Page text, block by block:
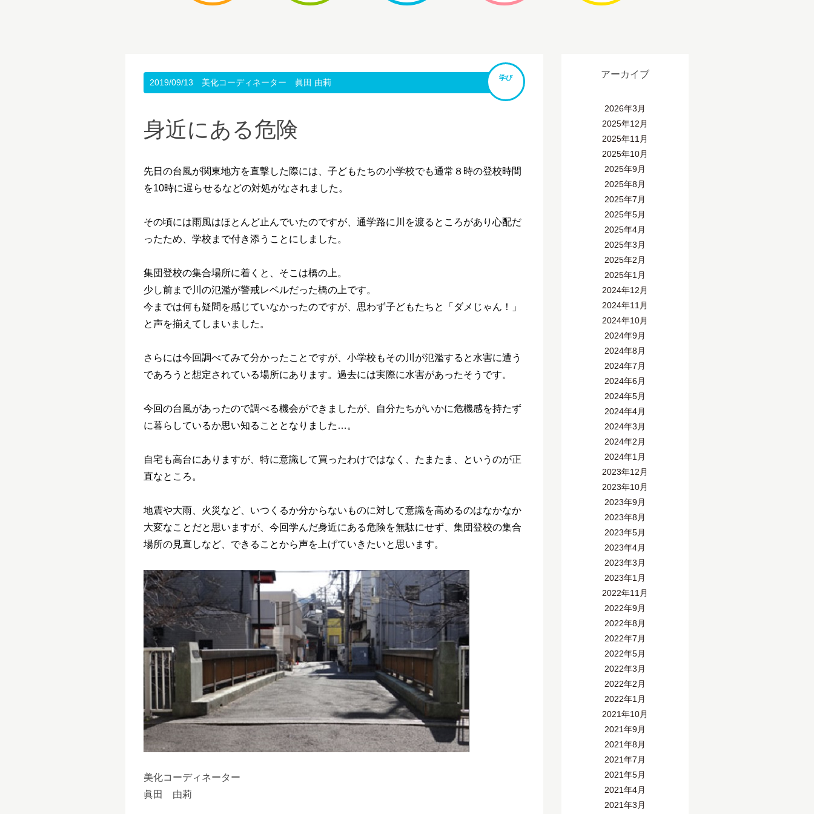
2019/09/13 美化コーディネーター 眞田 由莉 学び
身近にある危険
先日の台風が関東地方を直撃した際には、子どもたちの小学校でも通常８時の登校時間
を10時に遅らせるなどの対処がなされました。
その頃には雨風はほとんど止んでいたのですが、通学路に川を渡るところがあり心配だ
ったため、学校まで付き添うことにしました。
集団登校の集合場所に着くと、そこは橋の上。
少し前まで川の氾濫が警戒レベルだった橋の上です。
今までは何も疑問を感じていなかったのですが、思わず子どもたちと「ダメじゃん！」
と声を揃えてしまいました。
さらには今回調べてみて分かったことですが、小学校もその川が氾濫すると水害に遭う
であろうと想定されている場所にあります。過去には実際に水害があったそうです。
今回の台風があったので調べる機会ができましたが、自分たちがいかに危機感を持たず
に暮らしているか思い知ることとなりました…。
自宅も高台にありますが、特に意識して買ったわけではなく、たまたま、というのが正
直なところ。
地震や大雨、火災など、いつくるか分からないものに対して意識を高めるのはなかなか
大変なことだと思いますが、今回学んだ身近にある危険を無駄にせず、集団登校の集合
場所の見直しなど、できることから声を上げていきたいと思います。
美化コーディネーター
眞田 由莉
アーカイブ
2026年3月
2025年12月
2025年11月
2025年10月
2025年9月
2025年8月
2025年7月
2025年5月
2025年4月
2025年3月
2025年2月
2025年1月
2024年12月
2024年11月
2024年10月
2024年9月
2024年8月
2024年7月
2024年6月
2024年5月
2024年4月
2024年3月
2024年2月
2024年1月
2023年12月
2023年10月
2023年9月
2023年8月
2023年5月
2023年4月
2023年3月
2023年1月
2022年11月
2022年9月
2022年8月
2022年7月
2022年5月
2022年3月
2022年2月
2022年1月
2021年10月
2021年9月
2021年8月
2021年7月
2021年5月
2021年4月
2021年3月